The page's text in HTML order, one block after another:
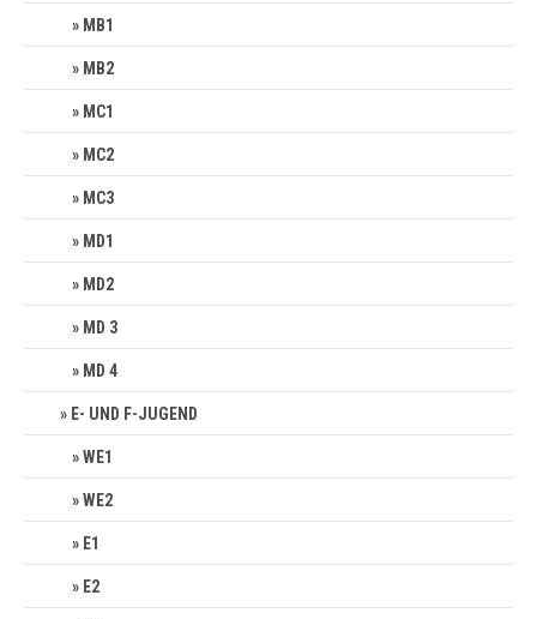
MB1
MB2
MC1
MC2
MC3
MD1
MD2
MD 3
MD 4
E- UND F-JUGEND
WE1
WE2
E1
E2